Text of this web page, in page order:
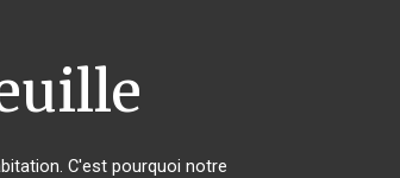
C'est pourquoi notre